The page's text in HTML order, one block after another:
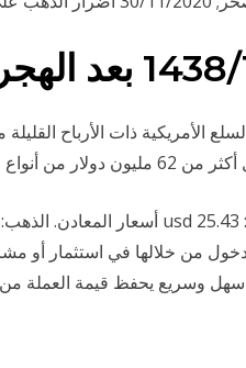
الأمريكية ذات الأرباح القليلة
معينة من
من خلالها في استثمار أو